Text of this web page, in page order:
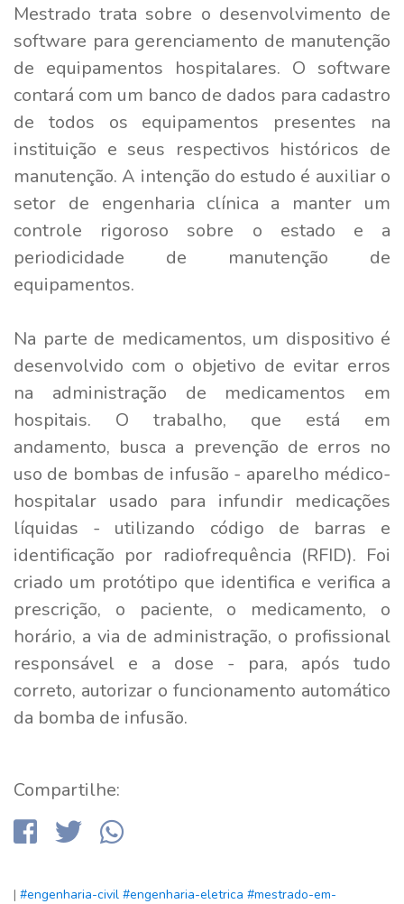
Mestrado trata sobre o desenvolvimento de
software para gerenciamento de manutenção
de equipamentos hospitalares. O software
contará com um banco de dados para cadastro
de todos os equipamentos presentes na
instituição e seus respectivos históricos de
manutenção. A intenção do estudo é auxiliar o
setor de engenharia clínica a manter um
controle rigoroso sobre o estado e a
periodicidade de manutenção de
equipamentos.
Na parte de medicamentos, um dispositivo é
desenvolvido com o objetivo de evitar erros
na administração de medicamentos em
hospitais. O trabalho, que está em
andamento, busca a prevenção de erros no
uso de bombas de infusão - aparelho médico-
hospitalar usado para infundir medicações
líquidas - utilizando código de barras e
identificação por radiofrequência (RFID). Foi
criado um protótipo que identifica e verifica a
prescrição, o paciente, o medicamento, o
horário, a via de administração, o profissional
responsável e a dose - para, após tudo
correto, autorizar o funcionamento automático
da bomba de infusão.
Compartilhe:
| #engenharia-civil #engenharia-eletrica #mestrado-em-